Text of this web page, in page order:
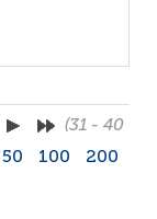
(31 - 40
50 100 200